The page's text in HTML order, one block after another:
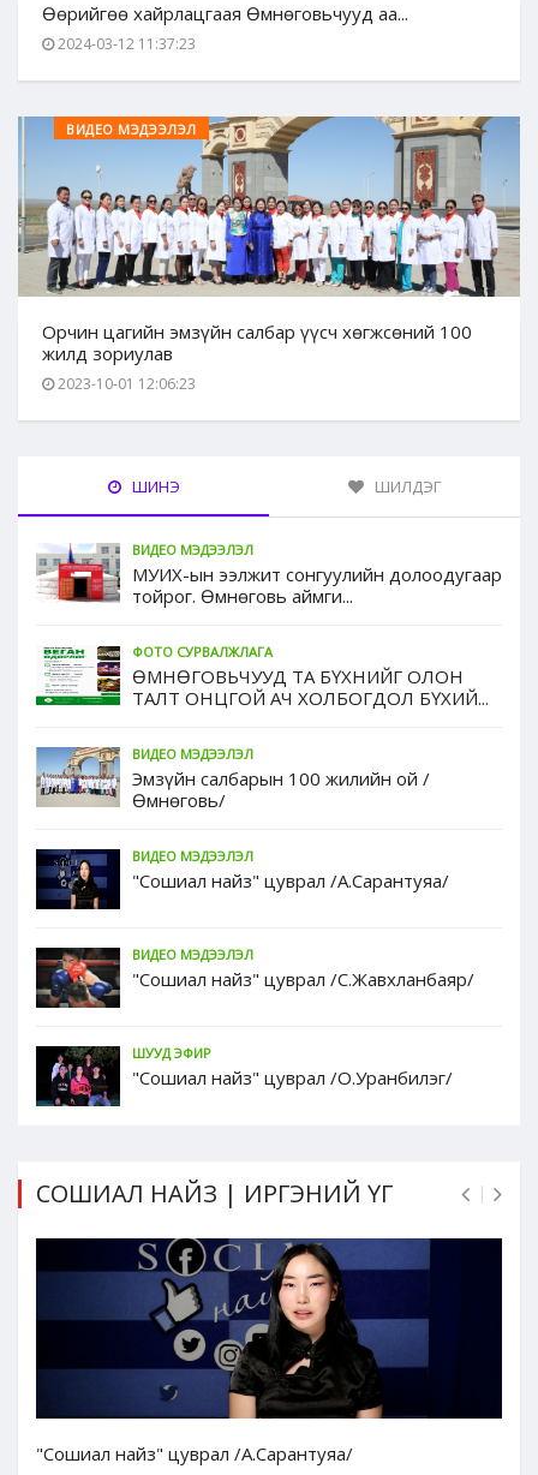
Өөрийгөө хайрлацгаая Өмнөговьчууд аа...
2024-03-12 11:37:23
ВИДЕО МЭДЭЭЛЭЛ
Орчин цагийн эмзүйн салбар үүсч хөгжсөний 100
жилд зориулав
2023-10-01 12:06:23
ШИНЭ ШИЛДЭГ
ВИДЕО МЭДЭЭЛЭЛ
МУИХ-ын ээлжит сонгуулийн долоодугаар
тойрог. Өмнөговь аймги...
ФОТО СУРВАЛЖЛАГА
ӨМНӨГОВЬЧУУД ТА БҮХНИЙГ ОЛОН
ТАЛТ ОНЦГОЙ АЧ ХОЛБОГДОЛ БҮХИЙ...
ВИДЕО МЭДЭЭЛЭЛ
Эмзүйн салбарын 100 жилийн ой /
Өмнөговь/
ВИДЕО МЭДЭЭЛЭЛ
"Сошиал найз" цуврал /А.Сарантуяа/
ВИДЕО МЭДЭЭЛЭЛ
"Сошиал найз" цуврал /С.Жавхланбаяр/
ШУУД ЭФИР
"Сошиал найз" цуврал /О.Уранбилэг/
СОШИАЛ НАЙЗ | ИРГЭНИЙ ҮГ
"Сошиал найз" цуврал /А.Сарантуяа/